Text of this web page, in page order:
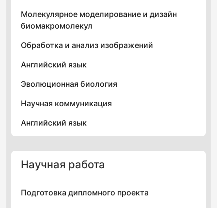
Молекулярное моделирование и дизайн
биомакромолекул
Обработка и анализ изображений
Английский язык
Эволюционная биология
Научная коммуникация
Английский язык
Научная работа
Подготовка дипломного проекта